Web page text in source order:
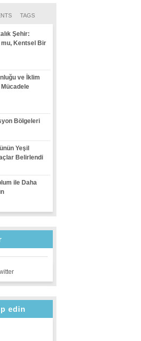
TAGS
Şehir:
Kentsel Bir
ve İklim
Bölgeleri
Yeşil
Belirlendi
ile Daha
edin